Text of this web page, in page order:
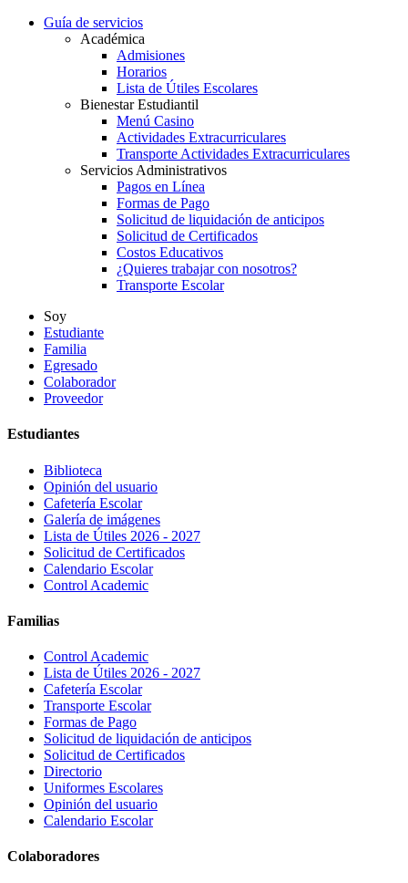
Guía de servicios
Académica
Admisiones
Horarios
Lista de Útiles Escolares
Bienestar Estudiantil
Menú Casino
Actividades Extracurriculares
Transporte Actividades Extracurriculares
Servicios Administrativos
Pagos en Línea
Formas de Pago
Solicitud de liquidación de anticipos
Solicitud de Certificados
Costos Educativos
¿Quieres trabajar con nosotros?
Transporte Escolar
Soy
Estudiante
Familia
Egresado
Colaborador
Proveedor
Estudiantes
Biblioteca
Opinión del usuario
Cafetería Escolar
Galería de imágenes
Lista de Útiles 2026 - 2027
Solicitud de Certificados
Calendario Escolar
Control Academic
Familias
Control Academic
Lista de Útiles 2026 - 2027
Cafetería Escolar
Transporte Escolar
Formas de Pago
Solicitud de liquidación de anticipos
Solicitud de Certificados
Directorio
Uniformes Escolares
Opinión del usuario
Calendario Escolar
Colaboradores